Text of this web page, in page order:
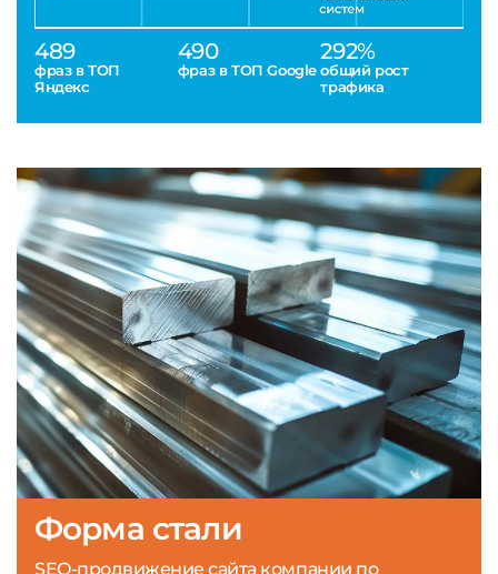
489
фраз в ТОП
Яндекс
490
фраз в ТОП Google
292%
общий рост
трафика
Форма стали
SEO-продвижение сайта компании по